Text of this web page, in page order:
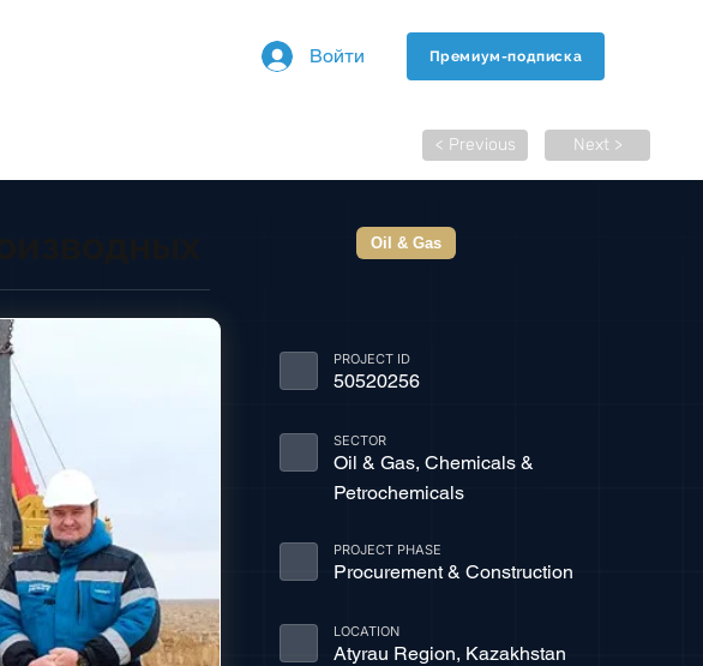
Войти Премиум-подписка
< Previous Next >
Oil & Gas
PROJECT ID
50520256
SECTOR
Oil & Gas, Chemicals &
Petrochemicals
PROJECT PHASE
Procurement & Construction
LOCATION
Atyrau Region, Kazakhstan